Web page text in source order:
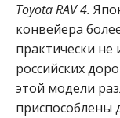
Toyota RAV 4.
конвейера
практически
российских
этой модели
приспособлены